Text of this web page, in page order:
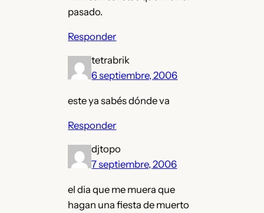
pasado.
Responder
tetrabrik
6 septiembre, 2006
este ya sabés dónde va
Responder
djtopo
7 septiembre, 2006
el dia que me muera que
hagan una fiesta de muerto